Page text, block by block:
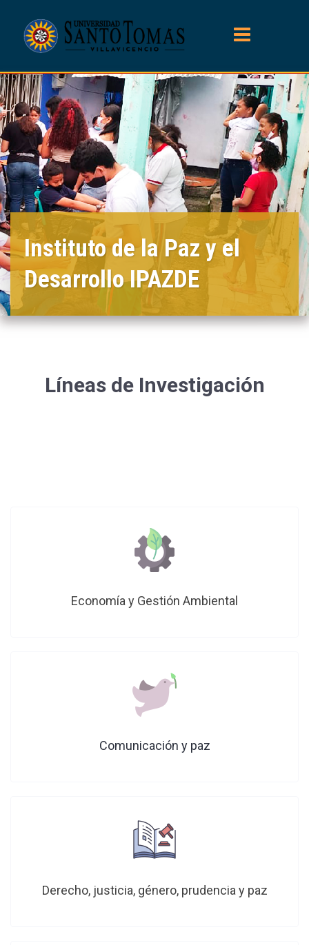
Instituto de la Paz y el
Desarrollo IPAZDE
Líneas de Investigación
Economía y Gestión Ambiental
Comunicación y paz
Derecho, justicia, género, prudencia y paz